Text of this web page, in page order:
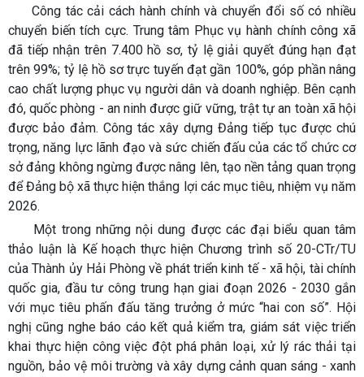
Công tác cải cách hành chính và chuyển đổi số có nhiều
chuyển biến tích cực. Trung tâm Phục vụ hành chính công xã
đã tiếp nhận trên 7.400 hồ sơ, tỷ lệ giải quyết đúng hạn đạt
trên 99%; tỷ lệ hồ sơ trực tuyến đạt gần 100%, góp phần nâng
cao chất lượng phục vụ người dân và doanh nghiệp. Bên cạnh
đó, quốc phòng - an ninh được giữ vững, trật tự an toàn xã hội
được bảo đảm. Công tác xây dựng Đảng tiếp tục được chú
trọng, năng lực lãnh đạo và sức chiến đấu của các tổ chức cơ
sở đảng không ngừng được nâng lên, tạo nền tảng quan trọng
để Đảng bộ xã thực hiện thắng lợi các mục tiêu, nhiệm vụ năm
2026.
Một trong những nội dung được các đại biểu quan tâm
thảo luận là Kế hoạch thực hiện Chương trình số 20-CTr/TU
của Thành ủy Hải Phòng về phát triển kinh tế - xã hội, tài chính
quốc gia, đầu tư công trung hạn giai đoạn 2026 - 2030 gắn
với mục tiêu phấn đấu tăng trưởng ở mức “hai con số”. Hội
nghị cũng nghe báo cáo kết quả kiểm tra, giám sát việc triển
khai thực hiện công việc đột phá phân loại, xử lý rác thải tại
nguồn, bảo vệ môi trường và xây dựng cảnh quan sáng - xanh